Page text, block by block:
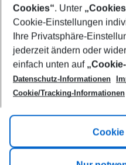
Footer
Footer navigation
Title A
Link A
Cookies“. Unter
Cookie-Einstellungen
Ihre Privatsphäre-
jederzeit ändern oder
einfach unten auf
Datenschutz-Informationen
Cookie/Tracking-Informationen
Cookie